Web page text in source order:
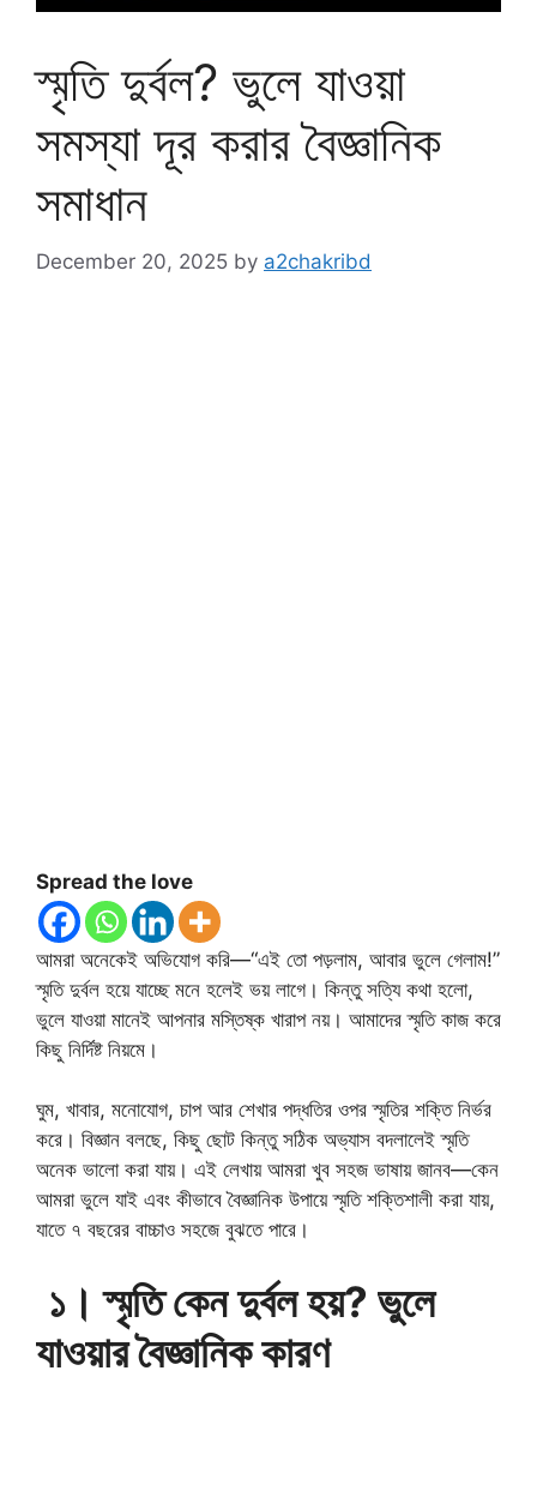
স্মৃতি দুর্বল? ভুলে যাওয়া
সমস্যা দূর করার বৈজ্ঞানিক
সমাধান
December 20, 2025 by a2chakribd
Spread the love
আমরা অনেকেই অভিযোগ করি—“এই তো পড়লাম, আবার ভুলে গেলাম!”
স্মৃতি দুর্বল হয়ে যাচ্ছে মনে হলেই ভয় লাগে। কিন্তু সত্যি কথা হলো,
ভুলে যাওয়া মানেই আপনার মস্তিষ্ক খারাপ নয়। আমাদের স্মৃতি কাজ করে
কিছু নির্দিষ্ট নিয়মে।
ঘুম, খাবার, মনোযোগ, চাপ আর শেখার পদ্ধতির ওপর স্মৃতির শক্তি নির্ভর
করে। বিজ্ঞান বলছে, কিছু ছোট কিন্তু সঠিক অভ্যাস বদলালেই স্মৃতি
অনেক ভালো করা যায়। এই লেখায় আমরা খুব সহজ ভাষায় জানব—কেন
আমরা ভুলে যাই এবং কীভাবে বৈজ্ঞানিক উপায়ে স্মৃতি শক্তিশালী করা যায়,
যাতে ৭ বছরের বাচ্চাও সহজে বুঝতে পারে।
১। স্মৃতি কেন দুর্বল হয়? ভুলে
যাওয়ার বৈজ্ঞানিক কারণ